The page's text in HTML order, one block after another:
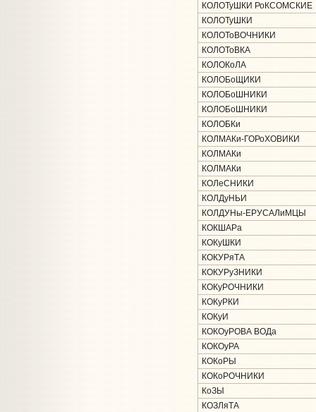
КОЛОТуШКИ РоКСОМСКИЕ
КОЛОТуШКИ
КОЛОТоВОЧНИКИ
КОЛОТоВКА
КОЛОКоЛА
КОЛОБоЩИКИ
КОЛОБоШНИКИ
КОЛОБоШНИКИ
КОЛОБКи
КОЛМАКи-ГОРоХОВИКИ
КОЛМАКи
КОЛМАКи
КОЛеСНИКИ
КОЛДуНЬИ
КОЛДУНы-ЕРУСАЛиМЦЫ
КОКШАРа
КОКуШКИ
КОКУРяТА
КОКУРуЗНИКИ
КОКуРОЧНИКИ
КОКуРКИ
КОКуИ
КОКОуРОВА ВОДа
КОКОуРА
КОКоРЫ
КОКоРОЧНИКИ
КоЗЫ
КОЗЛяТА